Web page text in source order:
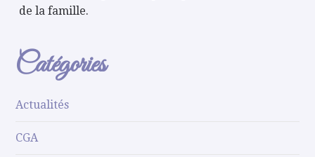
de la famille.
Catégories
Actualités
CGA